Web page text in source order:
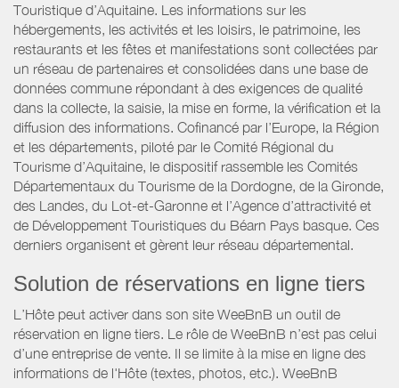
Touristique d’Aquitaine. Les informations sur les
hébergements, les activités et les loisirs, le patrimoine, les
restaurants et les fêtes et manifestations sont collectées par
un réseau de partenaires et consolidées dans une base de
données commune répondant à des exigences de qualité
dans la collecte, la saisie, la mise en forme, la vérification et la
diffusion des informations. Cofinancé par l’Europe, la Région
et les départements, piloté par le Comité Régional du
Tourisme d’Aquitaine, le dispositif rassemble les Comités
Départementaux du Tourisme de la Dordogne, de la Gironde,
des Landes, du Lot-et-Garonne et l’Agence d’attractivité et
de Développement Touristiques du Béarn Pays basque. Ces
derniers organisent et gèrent leur réseau départemental.
Solution de réservations en ligne tiers
L’Hôte peut activer dans son site WeeBnB un outil de
réservation en ligne tiers. Le rôle de WeeBnB n’est pas celui
d’une entreprise de vente. Il se limite à la mise en ligne des
informations de l'Hôte (textes, photos, etc.). WeeBnB